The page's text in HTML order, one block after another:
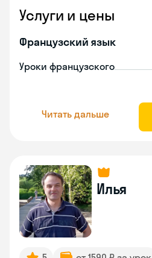
Услуги и цены
Французский язык
Уроки французского
Читать дальше
Илья